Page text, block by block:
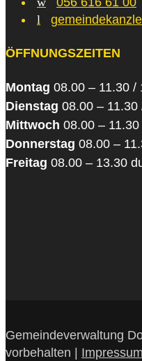
l
ÖFFNUNGSZEITEN
Montag 08.00 – 11.30 /
Dienstag 08.00 – 11.30
Mittwoch 08.00 –
Donnerstag 08.00 –
Freitag 08.00 – 13.30
Gemeindeverwaltung
vorbehalten | Impressum